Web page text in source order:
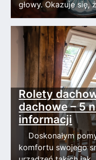
głowy. Okazuje się,
Rolety
dachowe – 5
informacji
Doskonałym
komfortu swojego